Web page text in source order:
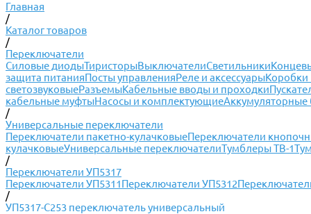
Главная
/
Каталог товаров
/
Переключатели
Силовые диодыТиристорыВыключателиСветильники
защита питанияПосты управленияРеле и аксессуарыКоробки
светозвуковыеРазъемыКабельные вводы и проходки
кабельные муфтыНасосы и комплектующиеАккумуляторные
/
Универсальные переключатели
Переключатели пакетно-кулачковыеПереключатели
кулачковыеУниверсальные переключателиТумблеры ТВ-1
/
Переключатели УП5317
Переключатели УП5311Переключатели УП5312
/
УП5317-С253 переключатель универсальный